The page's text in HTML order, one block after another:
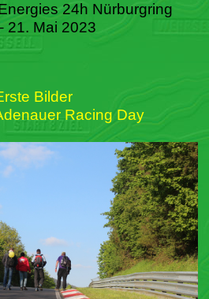
24h Nürburgring
21. Mai 2023
Bilder
Racing Day